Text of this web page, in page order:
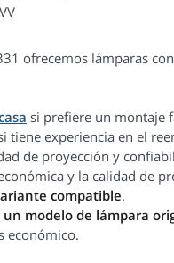
ofrecemos lámparas
si prefiere un montaje
tiene experiencia en el
de proyección y
y la calidad de
compatible.
modelo de lámpara
económico.